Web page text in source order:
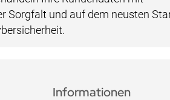
Sorgfalt und auf dem neusten
Informationen